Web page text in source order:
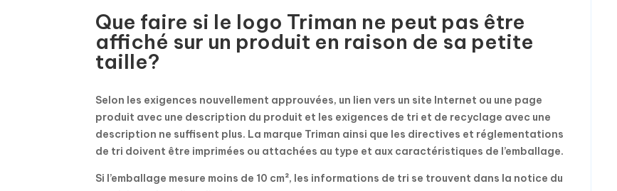
Que faire si le logo Triman ne peut pas être
affiché sur un produit en raison de sa petite
taille?
Selon les exigences nouvellement approuvées, un lien vers un site Internet ou une page
produit avec une description du produit et les exigences de tri et de recyclage avec une
description ne suffisent plus. La marque Triman ainsi que les directives et réglementations
de tri doivent être imprimées ou attachées au type et aux caractéristiques de l’emballage.
Si l’emballage mesure moins de 10 cm², les informations de tri se trouvent dans la notice du